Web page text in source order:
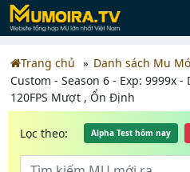
Trang chủ Danh sách Mu
Custom - Season 6 - Exp: 9999x
120FPS Mượt , Ổn Định
Lọc theo: Alpha Test hôm nay